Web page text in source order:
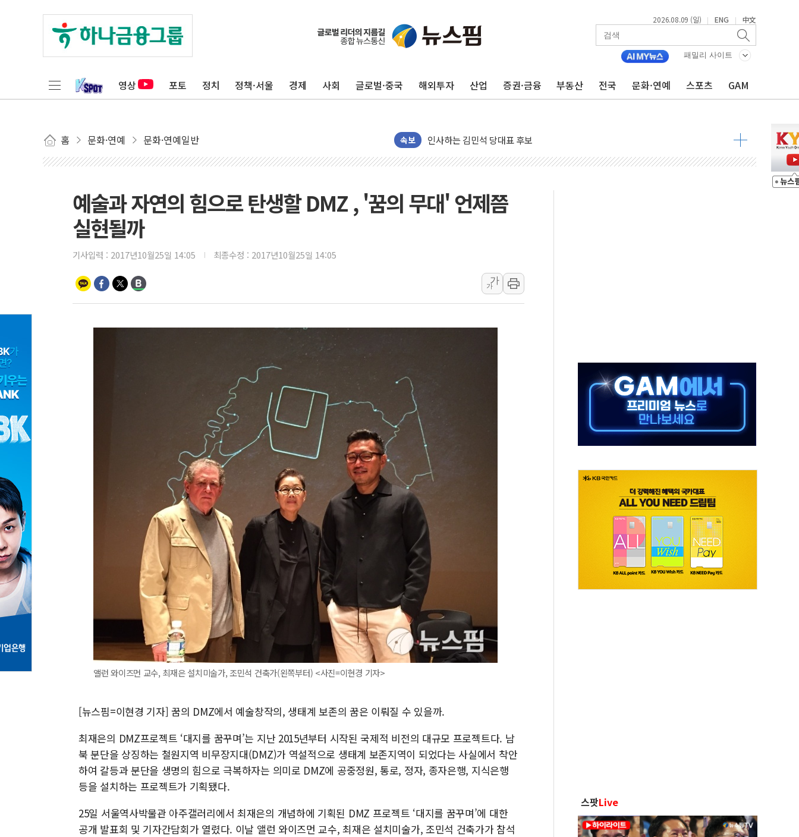
2026.08.09 (일) | ENG | 中文
패밀리 사이트
영상 포토 정치 정책·서울 경제 사회 글로벌·중국 해외투자 산업 증권·금융 부동산 전국 문화·연예 스포츠 GAM
홈 문화·연예 문화·연예일반 속보
포항시 재난예산 40억 긴급 투입…고수온 양식장 복구·지원 '총력'
울진·영덕 '호우특보'-포항 '산사태 주의보'...경북도, 호우 피해·통제구간 없어
인천 합동연설회 나선 송영길·정청래·김민석 당대표 후보
김민석, 2주차 제주·인천 경선서 정청래에 승리...47.75% vs 42.08%
[속보] 민주, 제주·인천 경선 결과 발표...김민석 47.75% 정청래 42.08%
[속보] 민주, 인천 경선 결과 발표...김민석 45.09% 정청래 43.27% 송영길 11.63%
이번주 국내 주요 금융일정(8.10~8.14)
美, 이란전 출구전략 만지작…공습 한계·탄약 부족 현실화
李대통령 "결혼 때문에 손해 보는 일 없게"…'결혼 페널티' 22개 과제 손본다
여수 오동도 인근 해상서 모터보트 전복…1명 사망·1명 실종
인천서 말다툼 중 어머니 흉기 살해 10대 아들 체포
'화합' 꺼낸 김민석에 '뻔뻔' 받아친 정청래…제주 연설서 신경전 고조
예술과 자연의 힘으로 탄생할 DMZ , '꿈의 무대' 언제쯤
실현될까
기사입력 : 2017년10월25일 14:05 최종수정 : 2017년10월25일 14:05
가
가
앨런 와이즈먼 교수, 최재은 설치미술가, 조민석 건축가(왼쪽부터) <사진=이현경 기자>
[뉴스핌=이현경 기자] 꿈의 DMZ에서 예술창작의, 생태계 보존의 꿈은 이뤄질 수 있을까.
최재은의 DMZ프로젝트 ‘대지를 꿈꾸며’는 지난 2015년부터 시작된 국제적 비전의 대규모 프로젝트다. 남
북 분단을 상징하는 철원지역 비무장지대(DMZ)가 역설적으로 생태계 보존지역이 되었다는 사실에서 착안
하여 갈등과 분단을 생명의 힘으로 극복하자는 의미로 DMZ에 공중정원, 통로, 정자, 종자은행, 지식은행
등을 설치하는 프로젝트가 기획됐다.
25일 서울역사박물관 아주갤러리에서 최재은의 개념하에 기획된 DMZ 프로젝트 ‘대지를 꿈꾸며’에 대한
공개 발표회 및 기자간담회가 열렸다. 이날 앨런 와이즈먼 교수, 최재은 설치미술가, 조민석 건축가가 참석
스팟Live